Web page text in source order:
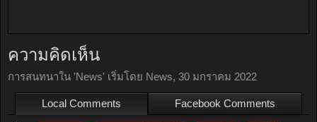
ความคิดเห็น
การสนทนาใน 'News' เริ่มโดย News, 30 มกราคม 2022
Local Comments Facebook Comments